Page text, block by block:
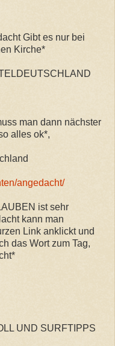
Gibt es nur bei
Kirche*
man dann nächster
alles ok*,
angedacht/
ist sehr
kann man
Link anklickt und
das Wort zum Tag,
UND SURFTIPPS